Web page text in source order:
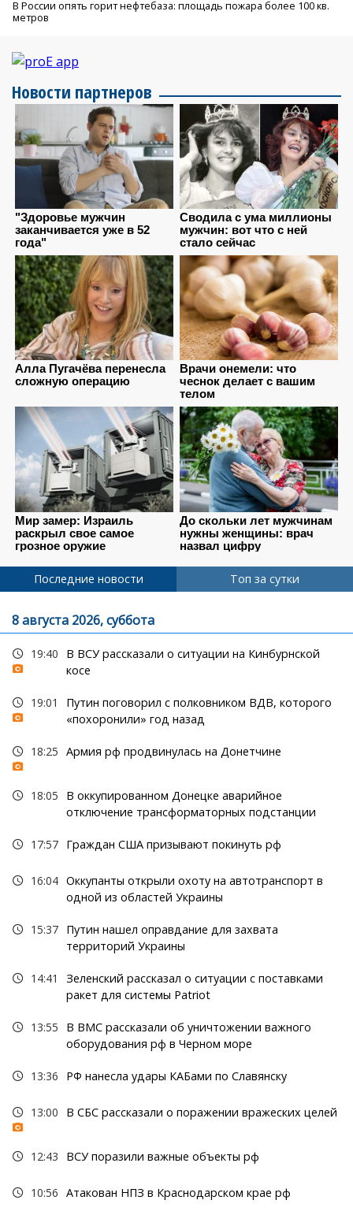
В России опять горит нефтебаза: площадь пожара более 100 кв.
метров
Новости партнеров
Последние новости Топ за сутки
8 августа 2026, суббота
19:40
В ВСУ рассказали о ситуации на Кинбурнской
косе
19:01
Путин поговорил с полковником ВДВ, которого
«похоронили» год назад
18:25 Армия рф продвинулась на Донетчине
18:05
В оккупированном Донецке аварийное
отключение трансформаторных подстанции
17:57 Граждан США призывают покинуть рф
16:04 Оккупанты открыли охоту на автотранспорт в
одной из областей Украины
15:37 Путин нашел оправдание для захвата
территорий Украины
14:41
Зеленский рассказал о ситуации с поставками
ракет для системы Patriot
13:55
В ВМС рассказали об уничтожении важного
оборудования рф в Черном море
13:36 РФ нанесла удары КАБами по Славянску
13:00 В СБС рассказали о поражении вражеских целей
12:43 ВСУ поразили важные объекты рф
10:56 Атакован НПЗ в Краснодарском крае рф